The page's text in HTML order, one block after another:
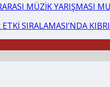
MÜZİK YARIŞMASI
SIRALAMASI’NDA